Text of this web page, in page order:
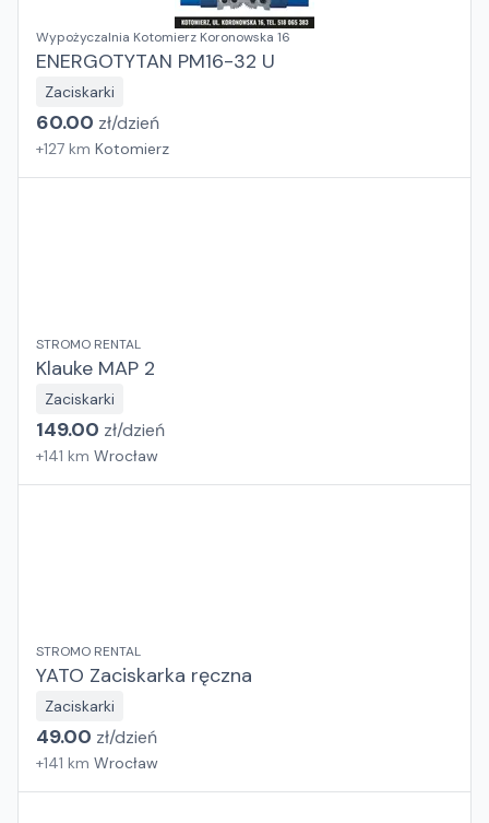
Wypożyczalnia Kotomierz Koronowska 16
ENERGOTYTAN PM16-32 U
Zaciskarki
60.00 zł/dzień
+127 km Kotomierz
STROMO RENTAL
Klauke MAP 2
Zaciskarki
149.00 zł/dzień
+141 km Wrocław
STROMO RENTAL
YATO Zaciskarka ręczna
Zaciskarki
49.00 zł/dzień
+141 km Wrocław